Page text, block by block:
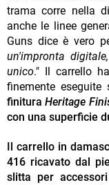
trama corre nella
anche le linee
Guns dice è vero
un'impronta
unico." Il carrello
finemente
finituraHeritage
con una superficie
Il carrello in
416 ricavato dal
slitta per